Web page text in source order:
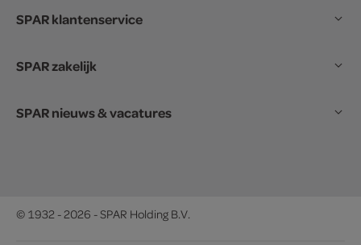
SPAR klantenservice
SPAR zakelijk
SPAR nieuws & vacatures
© 1932 - 2026 - SPAR Holding B.V.